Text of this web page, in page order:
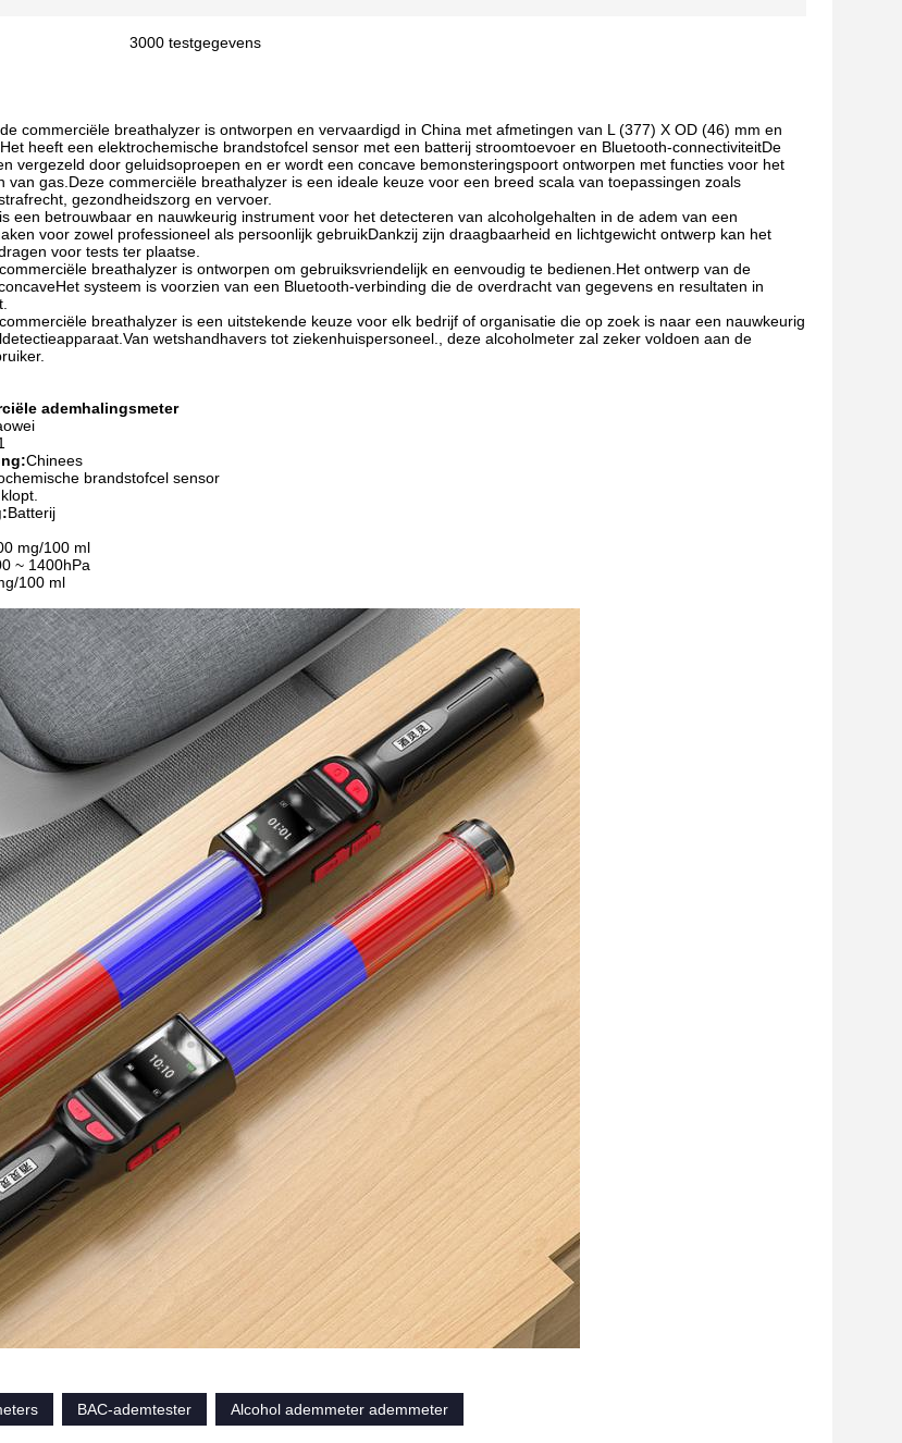
3000 testgegevens
de commerciële breathalyzer is ontworpen en vervaardigd in China met afmetingen van L (377) X OD (46) mm en
heeft een elektrochemische brandstofcel sensor met een batterij stroomtoevoer en Bluetooth-connectiviteitDe
vergezeld door geluidsoproepen en er wordt een concave bemonsteringspoort ontworpen met functies voor het
van gas.Deze commerciële breathalyzer is een ideale keuze voor een breed scala van toepassingen zoals
gezondheidszorg en vervoer.
een betrouwbaar en nauwkeurig instrument voor het detecteren van alcoholgehalten in de adem van een
voor zowel professioneel als persoonlijk gebruikDankzij zijn draagbaarheid en lichtgewicht ontwerp kan het
voor tests ter plaatse.
breathalyzer is ontworpen om gebruiksvriendelijk en eenvoudig te bedienen.Het ontwerp van de
systeem is voorzien van een Bluetooth-verbinding die de overdracht van gegevens en resultaten in
breathalyzer is een uitstekende keuze voor elk bedrijf of organisatie die op zoek is naar een nauwkeurig
wetshandhavers tot ziekenhuispersoneel., deze alcoholmeter zal zeker voldoen aan de
ademhalingsmeter
Chinees
brandstofcel sensor
Batterij
mg/100 ml
~ 1400hPa
100 ml
BAC-ademtester Alcohol ademmeter ademmeter